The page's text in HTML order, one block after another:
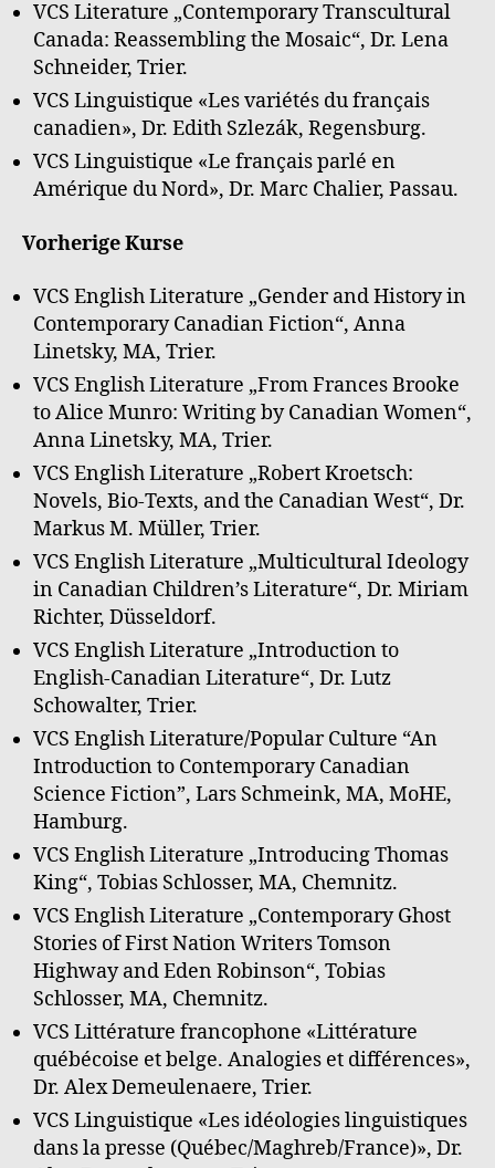
VCS Literature „Contemporary Transcultural
Canada: Reassembling the Mosaic“, Dr. Lena
Schneider, Trier.
VCS Linguistique «Les variétés du français
canadien», Dr. Edith Szlezák, Regensburg.
VCS Linguistique «Le français parlé en
Amérique du Nord», Dr. Marc Chalier, Passau.
Vorherige Kurse
VCS English Literature „Gender and History in
Contemporary Canadian Fiction“, Anna
Linetsky, MA, Trier.
VCS English Literature „From Frances Brooke
to Alice Munro: Writing by Canadian Women“,
Anna Linetsky, MA, Trier.
VCS English Literature „Robert Kroetsch:
Novels, Bio-Texts, and the Canadian West“, Dr.
Markus M. Müller, Trier.
VCS English Literature „Multicultural Ideology
in Canadian Children’s Literature“, Dr. Miriam
Richter, Düsseldorf.
VCS English Literature „Introduction to
English-Canadian Literature“, Dr. Lutz
Schowalter, Trier.
VCS English Literature/Popular Culture “An
Introduction to Contemporary Canadian
Science Fiction”, Lars Schmeink, MA, MoHE,
Hamburg.
VCS English Literature „Introducing Thomas
King“, Tobias Schlosser, MA, Chemnitz.
VCS English Literature „Contemporary Ghost
Stories of First Nation Writers Tomson
Highway and Eden Robinson“, Tobias
Schlosser, MA, Chemnitz.
VCS Littérature francophone «Littérature
québécoise et belge. Analogies et différences»,
Dr. Alex Demeulenaere, Trier.
VCS Linguistique «Les idéologies linguistiques
dans la presse (Québec/Maghreb/France)», Dr.